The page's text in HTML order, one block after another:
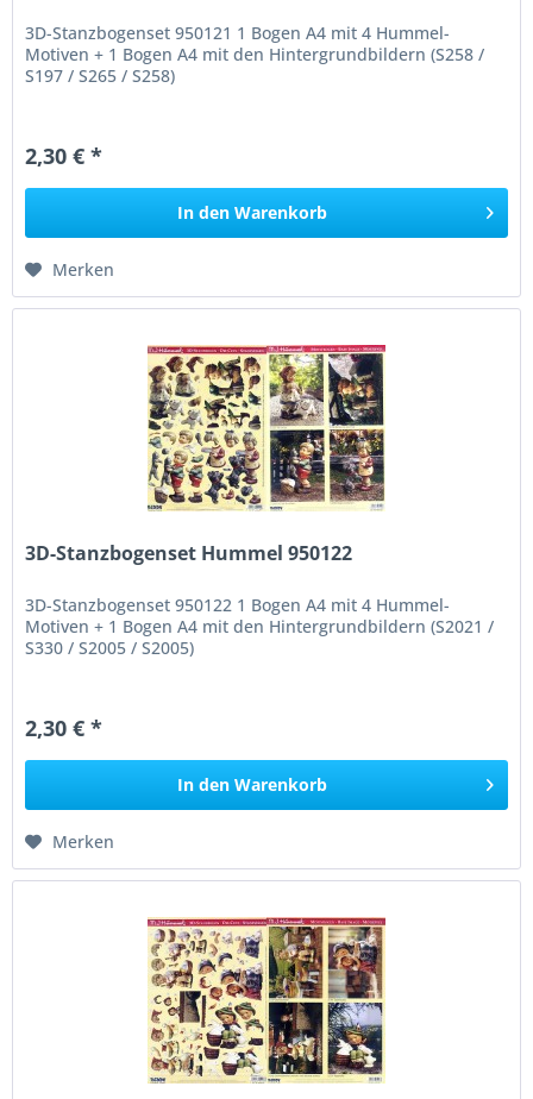
3D-Stanzbogenset 950121 1 Bogen A4 mit 4 Hummel-
Motiven + 1 Bogen A4 mit den Hintergrundbildern (S258 /
S197 / S265 / S258)
2,30 € *
In den Warenkorb
Merken
3D-Stanzbogenset Hummel 950122
3D-Stanzbogenset 950122 1 Bogen A4 mit 4 Hummel-
Motiven + 1 Bogen A4 mit den Hintergrundbildern (S2021 /
S330 / S2005 / S2005)
2,30 € *
In den Warenkorb
Merken